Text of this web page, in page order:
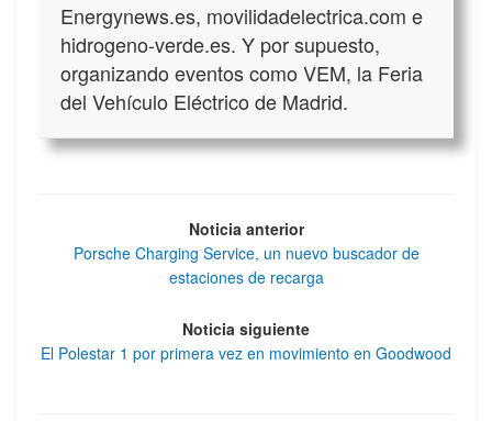
Energynews.es, movilidadelectrica.com e
hidrogeno-verde.es. Y por supuesto,
organizando eventos como VEM, la Feria
del Vehículo Eléctrico de Madrid.
Noticia anterior
Porsche Charging Service, un nuevo buscador de
estaciones de recarga
Noticia siguiente
El Polestar 1 por primera vez en movimiento en Goodwood